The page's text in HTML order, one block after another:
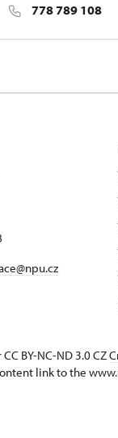
778 789 108
BY-NC-ND 3.0 CZ
link to the